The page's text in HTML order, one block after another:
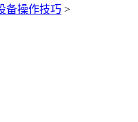
备操作技巧 >